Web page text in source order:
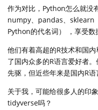
作为对比，Python怎么就没
numpy、pandas、sklearn
Python的代名词） ，享受数
他们有着高超的R技术和国
了国内众多的R语言爱好者
先驱，但近些年来是国内R语
关于我，可能给很多人的印
tidyverse吗？